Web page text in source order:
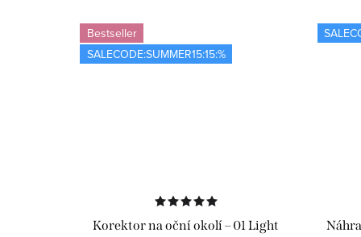
Bestseller
SALECODE:SUMMER15:15:%
Korektor na oční okolí – 01 Light